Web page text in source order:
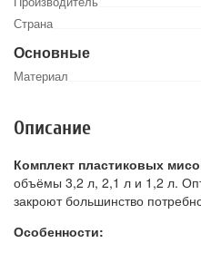
Страна
Основные
Материал
Описание
Комплект пластиковых
объёмы 3,2 л, 2,1 л и 1,2 л.
закроют большинство
Особенности: